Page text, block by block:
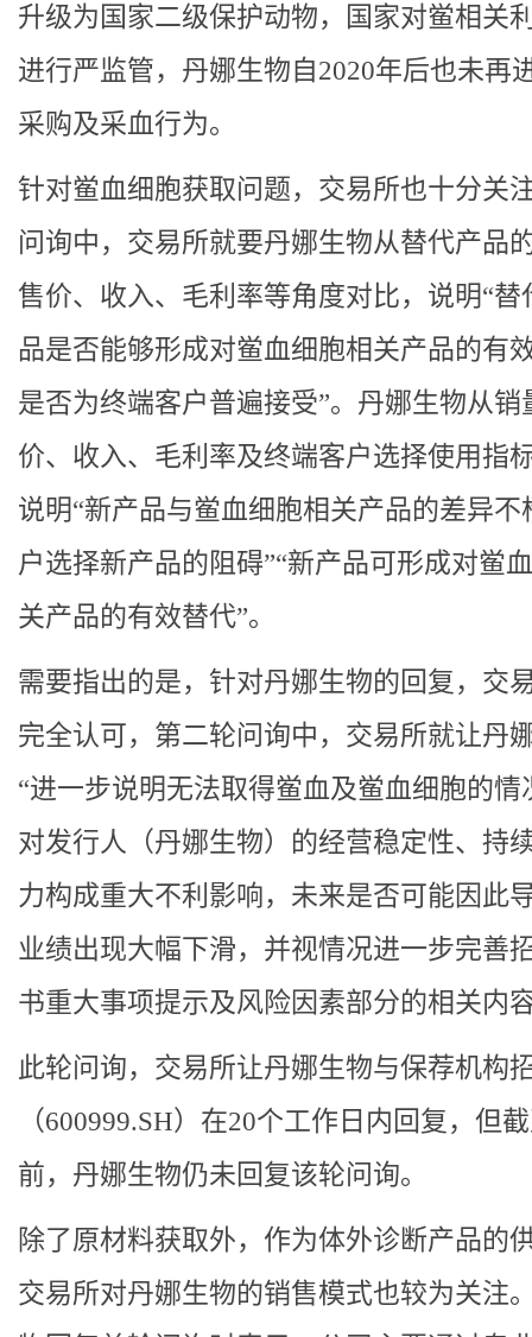
升级为国家二级保护动物，国家对鲎相关
进行严监管，丹娜生物自2020年后也未再
采购及采血行为。
针对鲎血细胞获取问题，交易所也十分关
问询中，交易所就要丹娜生物从替代产品
售价、收入、毛利率等角度对比，说明“替
品是否能够形成对鲎血细胞相关产品的有
是否为终端客户普遍接受”。丹娜生物从销
价、收入、毛利率及终端客户选择使用指
说明“新产品与鲎血细胞相关产品的差异不
户选择新产品的阻碍”“新产品可形成对鲎
关产品的有效替代”。
需要指出的是，针对丹娜生物的回复，交
完全认可，第二轮问询中，交易所就让丹
“进一步说明无法取得鲎血及鲎血细胞的情
对发行人（丹娜生物）的经营稳定性、持
力构成重大不利影响，未来是否可能因此
业绩出现大幅下滑，并视情况进一步完善
书重大事项提示及风险因素部分的相关内
此轮问询，交易所让丹娜生物与保荐机构
（600999.SH）在20个工作日内回复，但
前，丹娜生物仍未回复该轮问询。
除了原材料获取外，作为体外诊断产品的
交易所对丹娜生物的销售模式也较为关注